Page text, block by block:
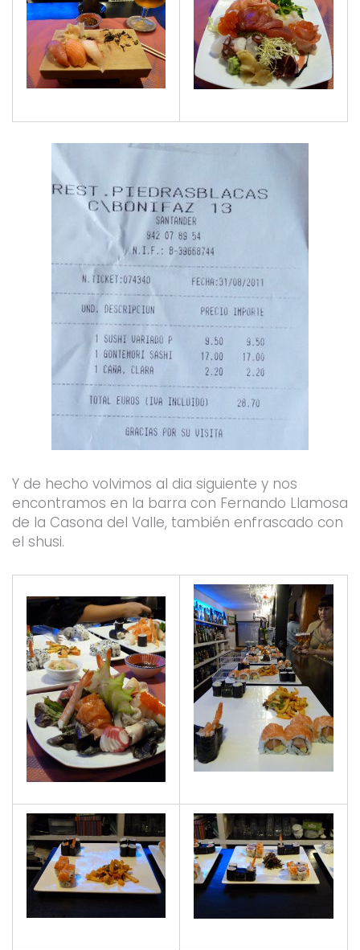
Y de hecho volvimos al dia siguiente y nos
encontramos en la barra con Fernando Llamosa
de la Casona del Valle, también enfrascado con
el shusi.